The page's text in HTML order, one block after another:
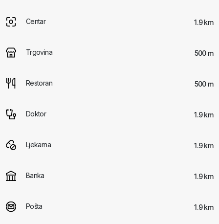
Centar 1.9 km
Trgovina 500 m
Restoran 500 m
Doktor 1.9 km
Ljekarna 1.9 km
Banka 1.9 km
Pošta 1.9 km